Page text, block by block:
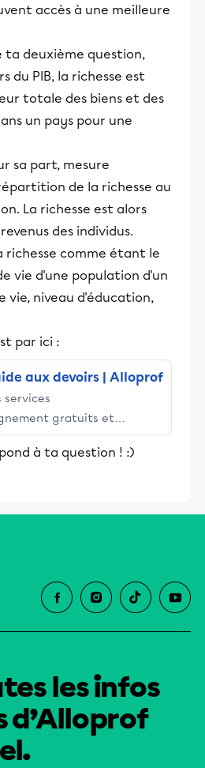
accès à une meilleure
ta deuxième question,
du PIB, la richesse est
totale des biens et des
un pays pour une
sa part, mesure
de la richesse au
La richesse est alors
des individus.
richesse comme étant le
vie d'une population d'un
vie, niveau d'éducation,
par ici :
aux devoirs | Alloprof
services
gratuits et
engage les élèves
dans la réussite
à ta question ! :)
les infos
d’Alloprof